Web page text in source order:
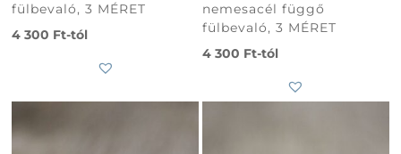
fülbevaló, 3 MÉRET
4 300 Ft-tól
nemesacél függő
fülbevaló, 3 MÉRET
4 300 Ft-tól